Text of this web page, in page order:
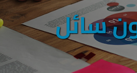
سائل